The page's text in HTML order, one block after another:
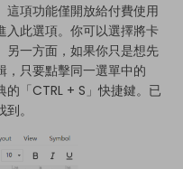
這項功能僅開放給付費使用
入此選項。你可以選擇將卡
另一方面，如果你只是想先
，只要點擊同一選單中的
的「CTRL + S」快捷鍵。已
。